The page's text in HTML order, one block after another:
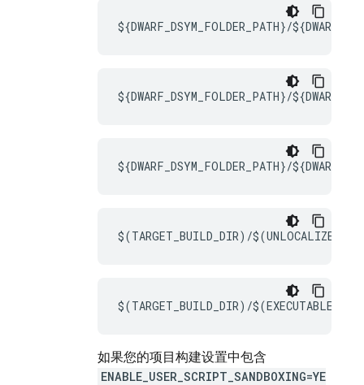
${DWARF_DSYM_FOLDER_PATH}/
${DWARF_DSYM_FOLDER_PATH}/
${DWARF_DSYM_FOLDER_PATH}/
$(TARGET_BUILD_DIR)/
$(TARGET_BUILD_DIR)/
如果您的项目构建设置中包含
ENABLE_USER_SCRIPT_SANDBOXING=YE